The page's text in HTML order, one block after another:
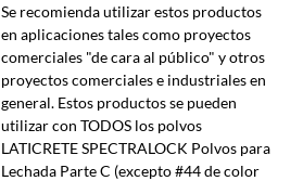
Se recomienda utilizar estos productos
en aplicaciones tales como proyectos
comerciales "de cara al público" y otros
proyectos comerciales e industriales en
general. Estos productos se pueden
utilizar con TODOS los polvos
LATICRETE SPECTRALOCK Polvos para
Lechada Parte C (excepto #44 de color